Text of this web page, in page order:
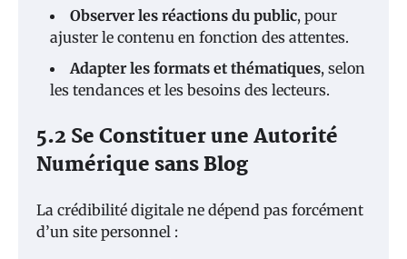
Observer les réactions du public, pour
ajuster le contenu en fonction des attentes.
Adapter les formats et thématiques, selon
les tendances et les besoins des lecteurs.
5.2 Se Constituer une Autorité
Numérique sans Blog
La crédibilité digitale ne dépend pas forcément
d’un site personnel :